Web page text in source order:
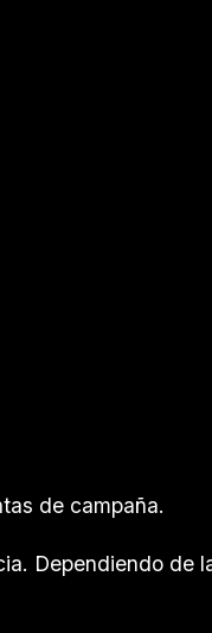
de campaña.
Dependiendo de